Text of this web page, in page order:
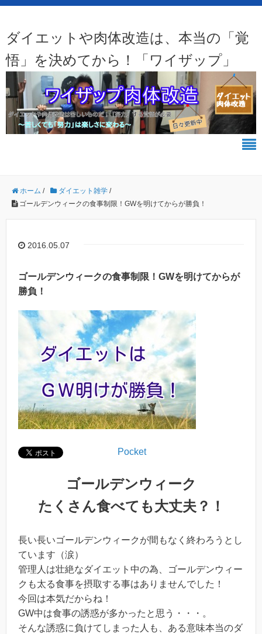
ダイエットや肉体改造は、本当の「覚
悟」を決めてから！「ワイザップ」
ホーム / ダイエット雑学 /
ゴールデンウィークの食事制限！GWを明けてからが勝負！
2016.05.07
ゴールデンウィークの食事制限！GWを明けてからが
勝負！
Pocket
ゴールデンウィーク
たくさん食べても大丈夫？！
長い長いゴールデンウィークが間もなく終わろうとし
ています（涙）
管理人は壮絶なダイエット中の為、ゴールデンウィー
クも太る食事を摂取する事はありませんでした！
今回は本気だからね！
GW中は食事の誘惑が多かったと思う・・・。
そんな誘惑に負けてしまった人も、ある意味本当のダ